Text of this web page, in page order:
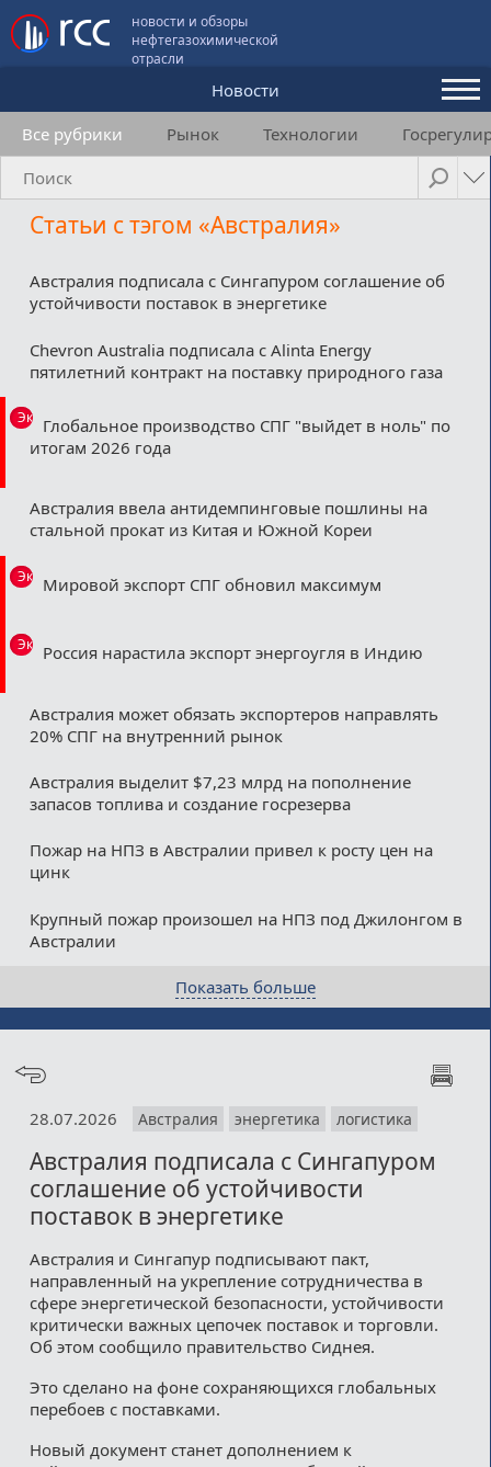
новости и обзоры
нефтегазохимической
отрасли
Новости
Аналитика и мнения
Видео
Пользовательское соглашение
Все рубрики Рынок Технологии
Статьи с тэгом «Австралия»
Австралия подписала с Сингапуром соглашение об
устойчивости поставок в энергетике
Chevron Australia подписала с Alinta Energy
пятилетний контракт на поставку природного газа
Эксклюзив
Глобальное производство СПГ "выйдет в ноль" по
итогам 2026 года
Австралия ввела антидемпинговые пошлины на
стальной прокат из Китая и Южной Кореи
Эксклюзив
Мировой экспорт СПГ обновил максимум
Эксклюзив
Россия нарастила экспорт энергоугля в Индию
Австралия может обязать экспортеров направлять
20% СПГ на внутренний рынок
Австралия выделит $7,23 млрд на пополнение
запасов топлива и создание госрезерва
Пожар на НПЗ в Австралии привел к росту цен на
цинк
Крупный пожар произошел на НПЗ под Джилонгом в
Австралии
Показать больше
28.07.2026 Австралия энергетика логистика
Австралия подписала с Сингапуром
соглашение об устойчивости
поставок в энергетике
Австралия и Сингапур подписывают пакт,
направленный на укрепление сотрудничества в
сфере энергетической безопасности, устойчивости
критически важных цепочек поставок и торговли.
Об этом сообщило правительство Сиднея.
Это сделано на фоне сохраняющихся глобальных
перебоев с поставками.
Новый документ станет дополнением к